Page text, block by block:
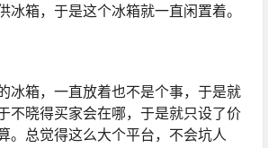
冰箱，于是这个冰箱就一直闲置着。
冰箱，一直放着也不是个事，于是就
不晓得买家会在哪，于是就只设了价
。总觉得这么大个平台，不会坑人